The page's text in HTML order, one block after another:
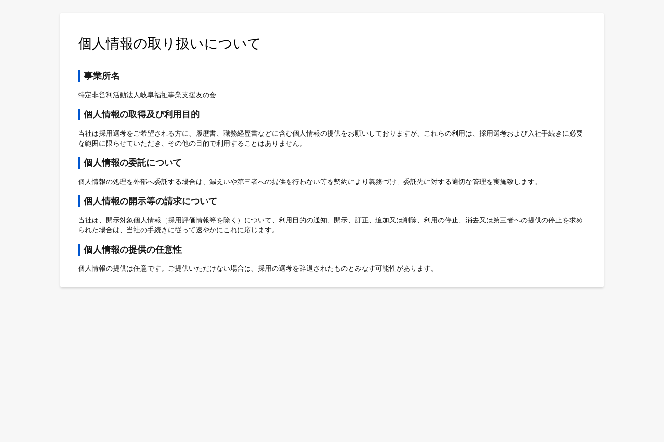
個人情報の取り扱いについて
事業所名
特定非営利活動法人岐阜福祉事業支援友の会
個人情報の取得及び利用目的
当社は採用選考をご希望される方に、履歴書、職務経歴書などに含む個人情報の提供をお願いしておりますが、これらの利用は、採用選考および入社手続きに必要
な範囲に限らせていただき、その他の目的で利用することはありません。
個人情報の委託について
個人情報の処理を外部へ委託する場合は、漏えいや第三者への提供を行わない等を契約により義務づけ、委託先に対する適切な管理を実施致します。
個人情報の開示等の請求について
当社は、開示対象個人情報（採用評価情報等を除く）について、利用目的の通知、開示、訂正、追加又は削除、利用の停止、消去又は第三者への提供の停止を求め
られた場合は、当社の手続きに従って速やかにこれに応じます。
個人情報の提供の任意性
個人情報の提供は任意です。ご提供いただけない場合は、採用の選考を辞退されたものとみなす可能性があります。